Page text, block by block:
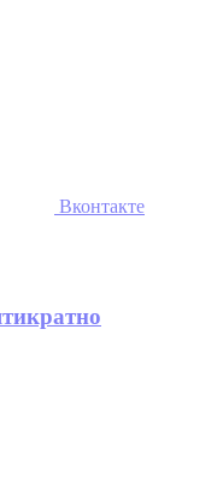
Вконтакте